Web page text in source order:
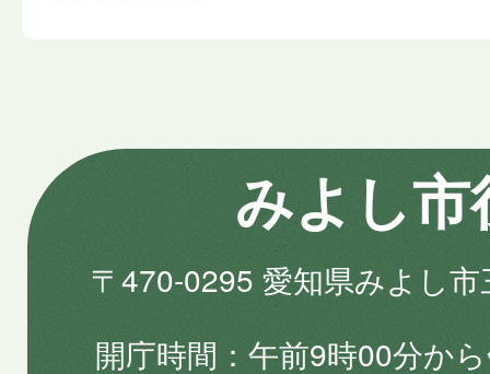
みよし市
〒470-0295 愛知県みよし
開庁時間
午前9時00分か